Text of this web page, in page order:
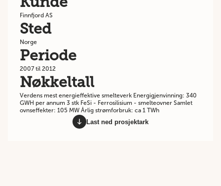
Finnfjord AS
Sted
Norge
Periode
2007 til 2012
Nøkkeltall
Verdens mest energieffektive smelteverk Energigjenvinning: 340
GWH per annum 3 stk FeSi - Ferrosilisium - smelteovner Samlet
ovnseffekter: 105 MW Årlig strømforbruk: ca 1 TWh
Last ned prosjektark